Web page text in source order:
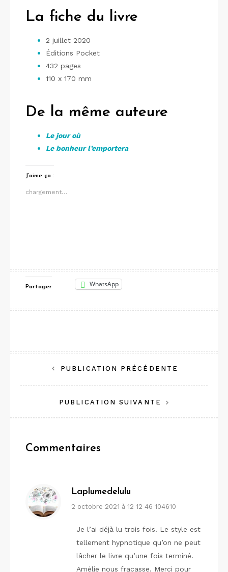
La fiche du livre
2 juillet 2020
Éditions Pocket
432 pages
110 x 170 mm
De la même auteure
Le jour où
Le bonheur l’emportera
J’aime ça :
chargement…
Partager WhatsApp
Navigation
de
l’article
PUBLICATION PRÉCÉDENTE
PUBLICATION SUIVANTE
Commentaires
Laplumedelulu
2 octobre 2021 à 12 12 46 104610
Je l’ai déjà lu trois fois. Le style est
tellement hypnotique qu’on ne peut
lâcher le livre qu’une fois terminé.
Amélie nous fracasse. Merci pour